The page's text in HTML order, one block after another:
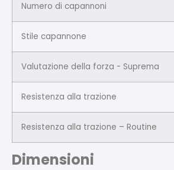
Numero di capannoni
Stile capannone
Valutazione della forza - Suprema
Resistenza alla trazione
Resistenza alla trazione – Routine
Dimensioni